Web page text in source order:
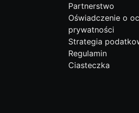
Partnerstwo
Oświadczenie o
prywatności
Strategia
Regulamin
Ciasteczka